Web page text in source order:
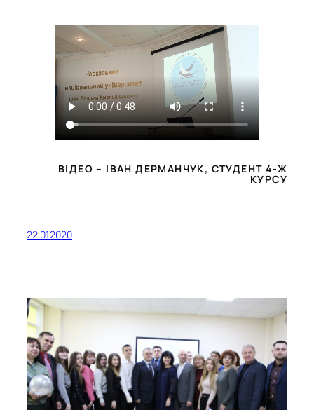
ВІДЕО – ІВАН ДЕРМАНЧУК, СТУДЕНТ 4-Ж
КУРСУ
22.01.2020